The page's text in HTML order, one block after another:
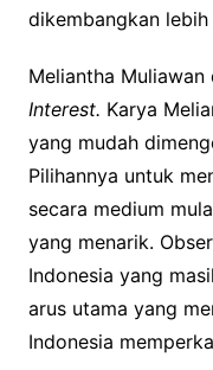
dikembangkan lebih
Meliantha
Interest. Karya
yang mudah
Pilihannya untuk
secara medium
yang menarik.
Indonesia yang
arus utama yang
Indonesia